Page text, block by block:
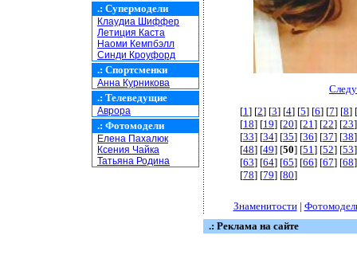
.: Супермодели
Клаудиа Шиффер
Летиция Каста
Наоми Кемпбэлл
Синди Кроуфорд
.: Спортсменки
Анна Курникова
.: Телеведущие
Аврора
.: Фотомодели
Елена Пахалюк
Ксения Чайка
Татьяна Родина
[1] [2] [3] [4] [5] [6] [7] [8] [
[18] [19] [20] [21] [22] [23
[33] [34] [35] [36] [37] [38
[48] [49] [50] [51] [52] [53
[63] [64] [65] [66] [67] [68
[78] [79] [80]
Знаменитости|
.: Реклама на сайте